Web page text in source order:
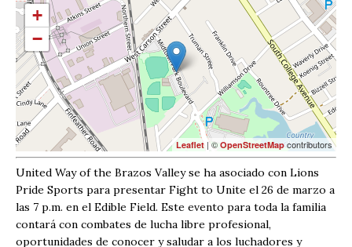
+
−
Leaflet| © OpenStreetMapcontributors
United Way of the Brazos Valley se ha asociado con Lions
Pride Sports para presentar Fight to Unite el 26 de marzo a
las 7 p.m. en el Edible Field. Este evento para toda la familia
contará con combates de lucha libre profesional,
oportunidades de conocer y saludar a los luchadores y